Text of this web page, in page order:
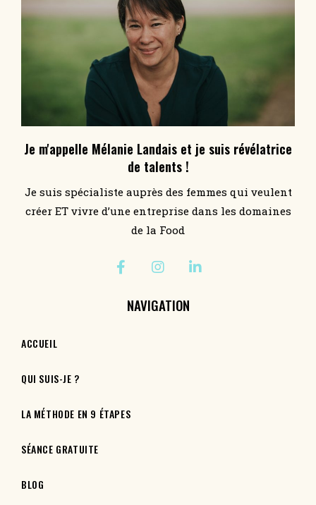
Je m'appelle Mélanie Landais et je suis révélatrice
de talents !
Je suis spécialiste auprès des femmes qui veulent
créer ET vivre d’une entreprise dans les domaines
de la Food
NAVIGATION
ACCUEIL
QUI SUIS-JE ?
LA MÉTHODE EN 9 ÉTAPES
SÉANCE GRATUITE
BLOG